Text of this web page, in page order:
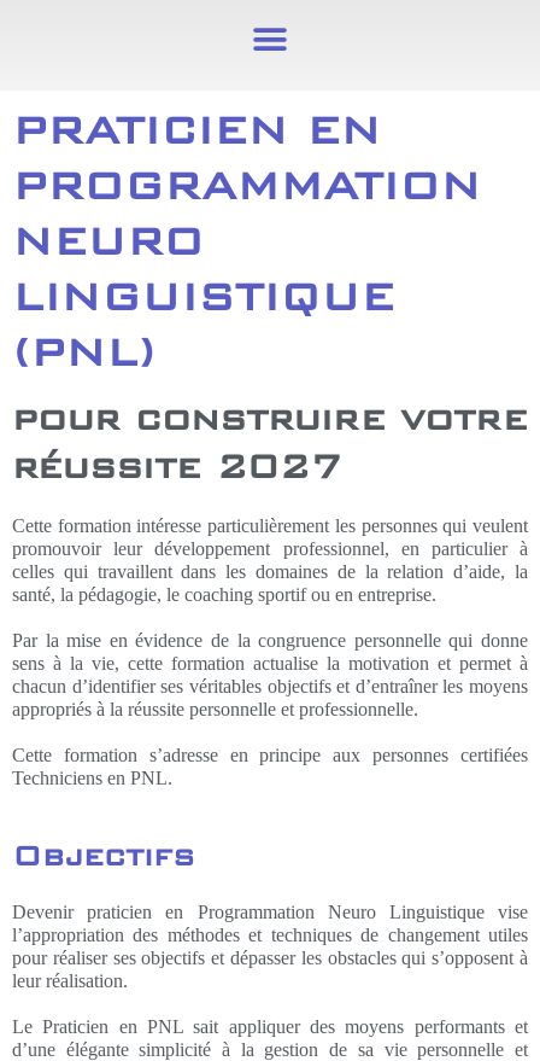
PRATICIEN EN
PROGRAMMATION
NEURO
LINGUISTIQUE
(PNL)​
pour construire votre
réussite 2027
Cette formation intéresse particulièrement les personnes qui veulent
promouvoir leur développement professionnel, en particulier à
celles qui travaillent dans les domaines de la relation d’aide, la
santé, la pédagogie, le coaching sportif ou en entreprise.
Par la mise en évidence de la congruence personnelle qui donne
sens à la vie, cette formation actualise la motivation et permet à
chacun d’identifier ses véritables objectifs et d’entraîner les moyens
appropriés à la réussite personnelle et professionnelle.
Cette formation s’adresse en principe aux personnes certifiées
Techniciens en PNL.
Objectifs
Devenir praticien en Programmation Neuro Linguistique vise
l’appropriation des méthodes et techniques de changement utiles
pour réaliser ses objectifs et dépasser les obstacles qui s’opposent à
leur réalisation.
Le Praticien en PNL sait appliquer des moyens performants et
d’une élégante simplicité à la gestion de sa vie personnelle et